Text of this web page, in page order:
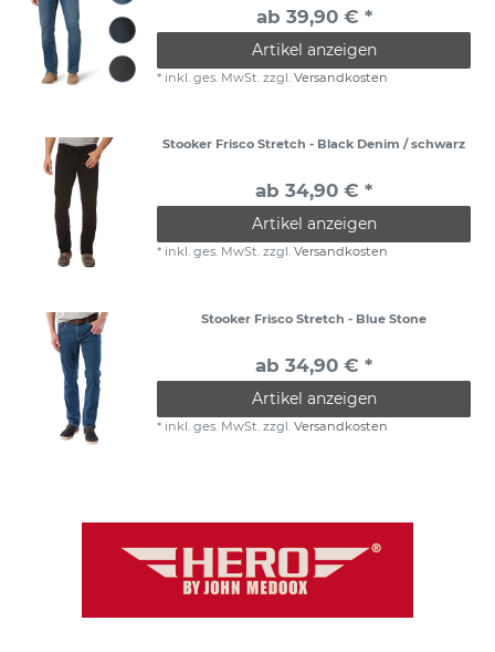
ab 39,90 € *
Artikel anzeigen
* inkl. ges. MwSt. zzgl.Versandkosten
Stooker Frisco Stretch - Black Denim / schwarz
ab 34,90 € *
Artikel anzeigen
* inkl. ges. MwSt. zzgl.Versandkosten
Stooker Frisco Stretch - Blue Stone
ab 34,90 € *
Artikel anzeigen
* inkl. ges. MwSt. zzgl.Versandkosten